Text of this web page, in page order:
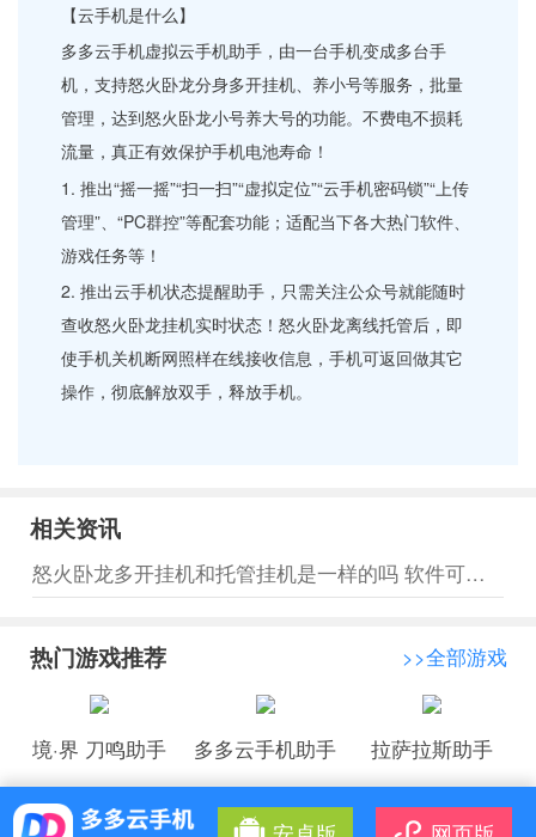
【云手机是什么】
多多云手机虚拟云手机助手，由一台手机变成多台手
机，支持怒火卧龙分身多开挂机、养小号等服务，批量
管理，达到怒火卧龙小号养大号的功能。不费电不损耗
流量，真正有效保护手机电池寿命！
1. 推出“摇一摇”“扫一扫”“虚拟定位”“云手机密码锁”“上传
管理”、“PC群控”等配套功能；适配当下各大热门软件、
游戏任务等！
2. 推出云手机状态提醒助手，只需关注公众号就能随时
查收怒火卧龙挂机实时状态！怒火卧龙离线托管后，即
使手机关机断网照样在线接收信息，手机可返回做其它
操作，彻底解放双手，释放手机。
相关资讯
怒火卧龙多开挂机和托管挂机是一样的吗 软件可以支持托管挂机吗
热门游戏推荐 >>全部游戏
境·界 刀鸣助手 多多云手机助手 拉萨拉斯助手